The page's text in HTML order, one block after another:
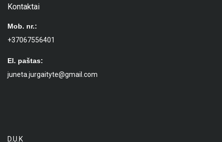
Kontaktai
Mob. nr.:
+37067556401
El. paštas:
juneta.jurgaityte@gmail.com
D.U.K